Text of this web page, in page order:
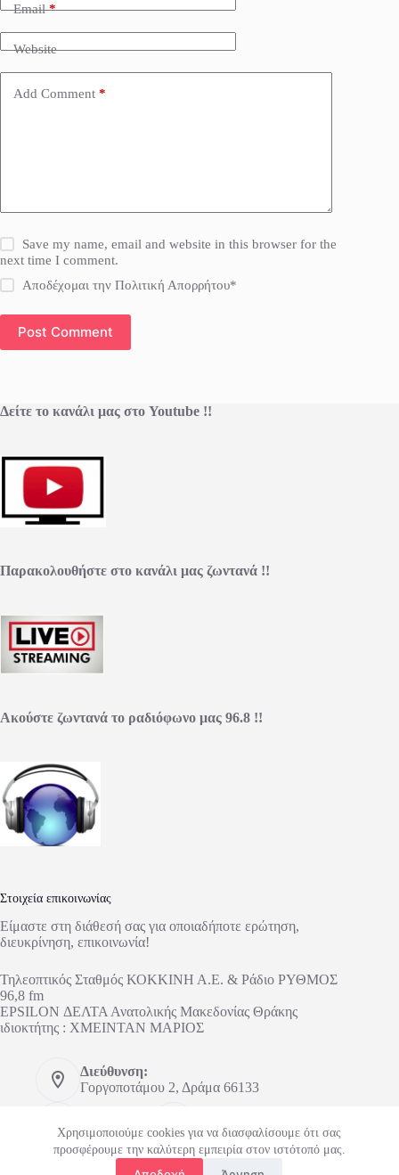
Χρησιμοποιούμε cookies για να διασφαλίσουμε ότι σας
προσφέρουμε την καλύτερη εμπειρία στον ιστότοπό μας.
Email*
Website
Add Comment *
Save my name, email and website in this browser for the
next time I comment.
Αποδέχομαι την Πολιτική Απορρήτου*
Post Comment
Δείτε το κανάλι μας στο Youtube !!
Παρακολουθήστε στο κανάλι μας ζωντανά !!
Ακούστε ζωντανά το ραδιόφωνο μας 96.8 !!
Στοιχεία επικοινωνίας
Είμαστε στη διάθεσή σας για οποιαδήποτε ερώτηση,
διευκρίνηση, επικοινωνία!
Τηλεοπτικός Σταθμός ΚΟΚΚΙΝΗ Α.Ε. & Ράδιο ΡΥΘΜΟΣ
96,8 fm
EPSILON ΔΕΛΤΑ Ανατολικής Μακεδονίας Θράκης
ιδιοκτήτης : ΧΜΕΙΝΤΑΝ ΜΑΡΙΟΣ
Διεύθυνση:
Γοργοποτάμου 2, Δράμα 66133
2521303673
6948148626
Email: